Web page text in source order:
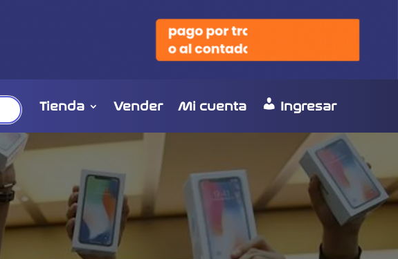
Tienda Vender Mi cuenta Ingresar